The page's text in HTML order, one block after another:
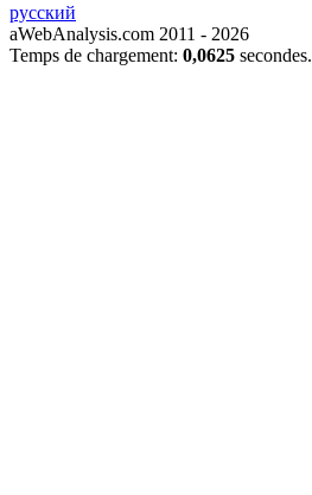
русский
aWebAnalysis.com 2011 - 2026
Temps de chargement: 0,0625 secondes.